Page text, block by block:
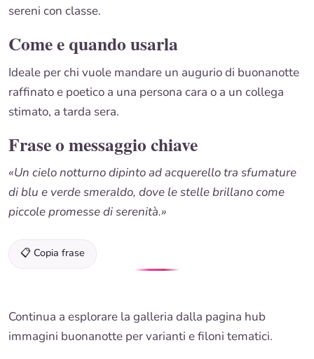
sereni con classe.
Come e quando usarla
Ideale per chi vuole mandare un augurio di buonanotte
raffinato e poetico a una persona cara o a un collega
stimato, a tarda sera.
Frase o messaggio chiave
«Un cielo notturno dipinto ad acquerello tra sfumature
di blu e verde smeraldo, dove le stelle brillano come
piccole promesse di serenità.»
📋 Copia frase
Continua a esplorare la galleria dalla pagina hub
immagini buonanotte per varianti e filoni tematici.